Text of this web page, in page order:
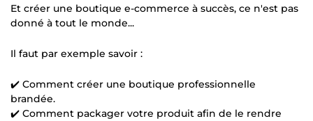
Et créer une boutique e-commerce à succès, ce n'est pas
donné à tout le monde...
Il faut par exemple savoir :
✔️ Comment créer une boutique professionnelle
brandée.
✔️ Comment packager votre produit afin de le rendre